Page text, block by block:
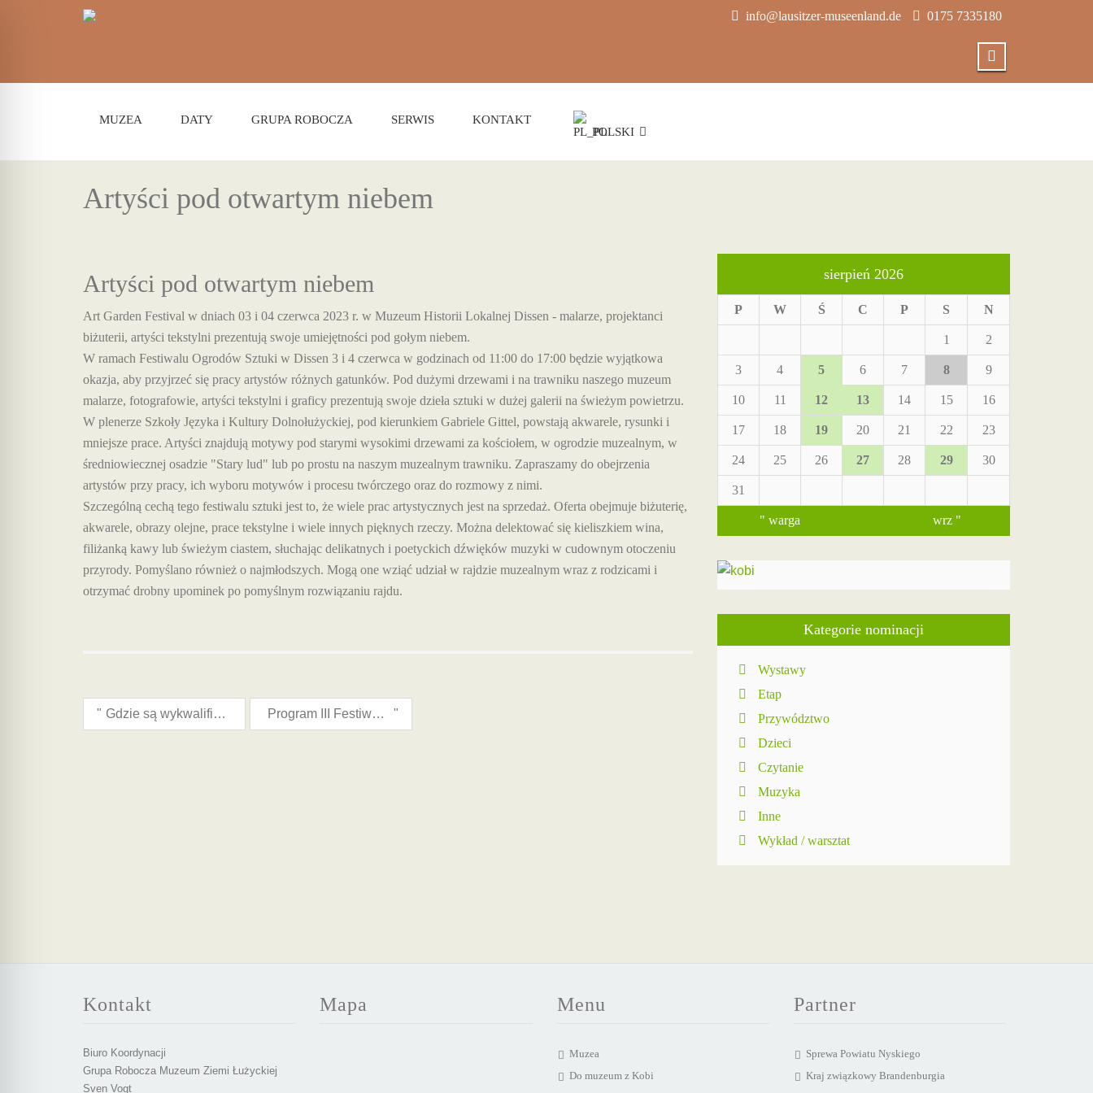
info@lausitzer-museenland.de 0175 7335180
MUZEA DATY GRUPA ROBOCZA SERWIS
KONTAKT
POLSKI
Artyści pod otwartym niebem
Artyści pod otwartym niebem
Art Garden Festival w dniach 03 i 04 czerwca 2023 r. w Muzeum Historii Lokalnej Dissen - malarze, projektanci
biżuterii, artyści tekstylni prezentują swoje umiejętności pod gołym niebem.
W ramach Festiwalu Ogrodów Sztuki w Dissen 3 i 4 czerwca w godzinach od 11:00 do 17:00 będzie wyjątkowa
okazja, aby przyjrzeć się pracy artystów różnych gatunków. Pod dużymi drzewami i na trawniku naszego muzeum
malarze, fotografowie, artyści tekstylni i graficy prezentują swoje dzieła sztuki w dużej galerii na świeżym powietrzu.
W plenerze Szkoły Języka i Kultury Dolnołużyckiej, pod kierunkiem Gabriele Gittel, powstają akwarele, rysunki i
mniejsze prace. Artyści znajdują motywy pod starymi wysokimi drzewami za kościołem, w ogrodzie muzealnym, w
średniowiecznej osadzie "Stary lud" lub po prostu na naszym muzealnym trawniku. Zapraszamy do obejrzenia
artystów przy pracy, ich wyboru motywów i procesu twórczego oraz do rozmowy z nimi.
Szczególną cechą tego festiwalu sztuki jest to, że wiele prac artystycznych jest na sprzedaż. Oferta obejmuje biżuterię,
akwarele, obrazy olejne, prace tekstylne i wiele innych pięknych rzeczy. Można delektować się kieliszkiem wina,
filiżanką kawy lub świeżym ciastem, słuchając delikatnych i poetyckich dźwięków muzyki w cudownym otoczeniu
przyrody. Pomyślano również o najmłodszych. Mogą one wziąć udział w rajdzie muzealnym wraz z rodzicami i
otrzymać drobny upominek po pomyślnym rozwiązaniu rajdu.
" Gdzie są wykwalifikowani pracownicy jutra? Program III Festiwalu Bajek Słowiańskich w Dissen "
sierpień 2026
P W Ś C P S N
1 2
3 4 5 6 7 8 9
10 11 12 13 14 15 16
17 18 19 20 21 22 23
24 25 26 27 28 29 30
31
" warga wrz "
Kategorie nominacji
Wystawy
Etap
Przywództwo
Dzieci
Czytanie
Muzyka
Inne
Wykład / warsztat
Kontakt
Biuro Koordynacji
Grupa Robocza Muzeum Ziemi Łużyckiej
Sven Vogt
Mapa Menu
Muzea
Do muzeum z Kobi
Partner
Sprewa Powiatu Nyskiego
Kraj związkowy Brandenburgia